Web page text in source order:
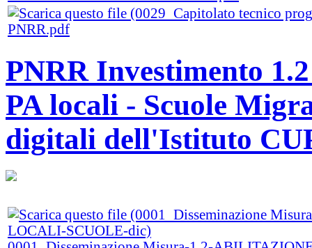
PNRR.pdf
PNRR Investimento
PA locali - Scuole
digitali dell'Istituto